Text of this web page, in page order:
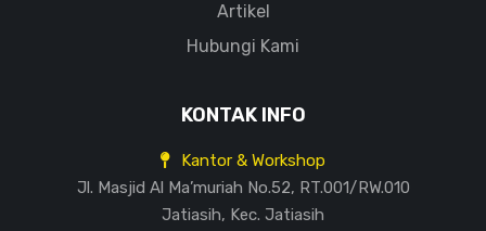
Artikel
Hubungi Kami
KONTAK INFO
Kantor & Workshop
Jl. Masjid Al Ma’muriah No.52, RT.001/RW.010
Jatiasih, Kec. Jatiasih